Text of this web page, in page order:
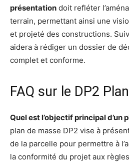
présentation doit refléter
terrain, permettant ainsi une
et projeté des constructions.
aidera à rédiger un dossier de
complet et conforme.
FAQ sur le DP2
Quel est l’objectif principal d’un
plan de masse DP2 vise à
de la parcelle pour permettre à
la conformité du projet aux règles